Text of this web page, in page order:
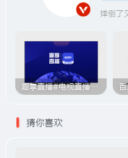
摔倒了
趣享直播#电视直播软件#2000+个超清直播频道#支持电视和安卓手机
猜你喜欢